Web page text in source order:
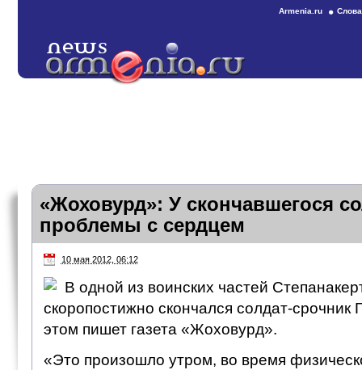
Armenia.ru
«Жоховурд»: У скончавшегося
проблемы с сердцем
10 мая 2012, 06:12
В одной из воинских частей
скоропостижно скончался солдат-
этом пишет газета «Жоховурд».
«Это произошло утром, во время